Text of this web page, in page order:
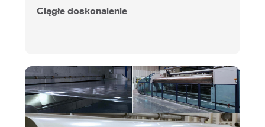
Ciągłe doskonalenie